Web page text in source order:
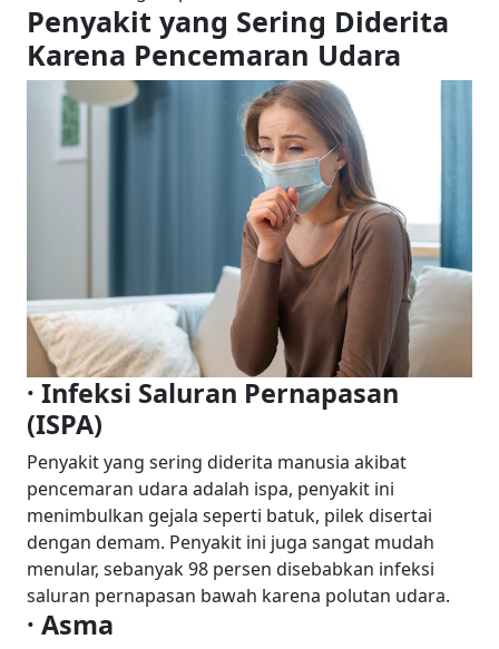
Penyakit yang Sering Diderita
Karena Pencemaran Udara
· Infeksi Saluran Pernapasan
(ISPA)
Penyakit yang sering diderita manusia akibat
pencemaran udara adalah ispa, penyakit ini
menimbulkan gejala seperti batuk, pilek disertai
dengan demam. Penyakit ini juga sangat mudah
menular, sebanyak 98 persen disebabkan infeksi
saluran pernapasan bawah karena polutan udara.
· Asma